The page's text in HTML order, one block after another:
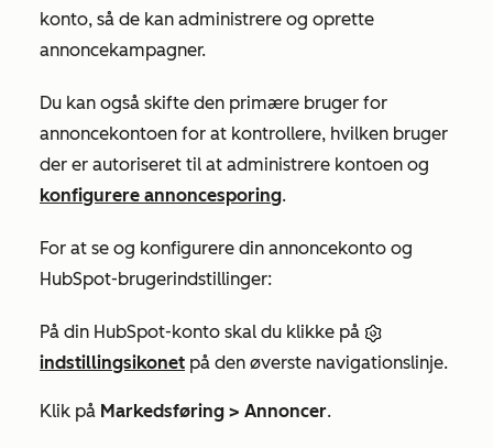
konto, så de kan administrere og oprette
annoncekampagner.
Du kan også skifte den primære bruger for
annoncekontoen for at kontrollere, hvilken bruger
der er autoriseret til at administrere kontoen og
konfigurere annoncesporing.
For at se og konfigurere din annoncekonto og
HubSpot-brugerindstillinger:
På din HubSpot-konto skal du klikke på
indstillingsikonet på den øverste navigationslinje.
Klik på Markedsføring > Annoncer.